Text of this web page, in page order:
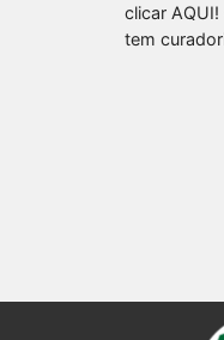
clicar
tem